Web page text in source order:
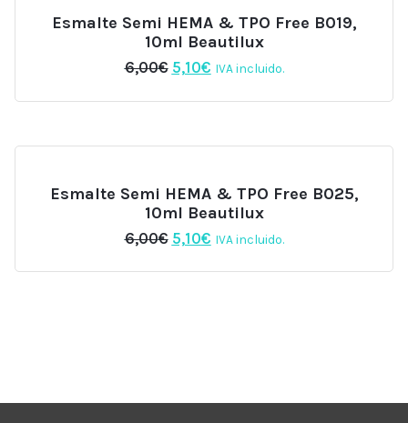
Esmalte Semi HEMA & TPO Free B019,
10ml Beautilux
6,00€ El
original
5,10€El
actual
IVA incluido.
Esmalte Semi HEMA & TPO Free B025,
10ml Beautilux
6,00€ El
original
5,10€El
actual
IVA incluido.